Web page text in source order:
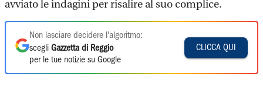
avviato le indagini per risalire al suo complice.
Non lasciare decidere l'algoritmo:
scegli Gazzetta di Reggio
per le tue notizie su Google
CLICCA QUI